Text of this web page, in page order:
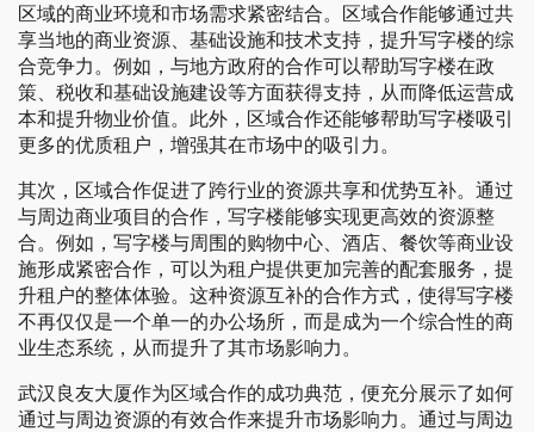
区域的商业环境和市场需求紧密结合。区域合作能够通过共
享当地的商业资源、基础设施和技术支持，提升写字楼的综
合竞争力。例如，与地方政府的合作可以帮助写字楼在政
策、税收和基础设施建设等方面获得支持，从而降低运营成
本和提升物业价值。此外，区域合作还能够帮助写字楼吸引
更多的优质租户，增强其在市场中的吸引力。
其次，区域合作促进了跨行业的资源共享和优势互补。通过
与周边商业项目的合作，写字楼能够实现更高效的资源整
合。例如，写字楼与周围的购物中心、酒店、餐饮等商业设
施形成紧密合作，可以为租户提供更加完善的配套服务，提
升租户的整体体验。这种资源互补的合作方式，使得写字楼
不再仅仅是一个单一的办公场所，而是成为一个综合性的商
业生态系统，从而提升了其市场影响力。
武汉良友大厦作为区域合作的成功典范，便充分展示了如何
通过与周边资源的有效合作来提升市场影响力。通过与周边